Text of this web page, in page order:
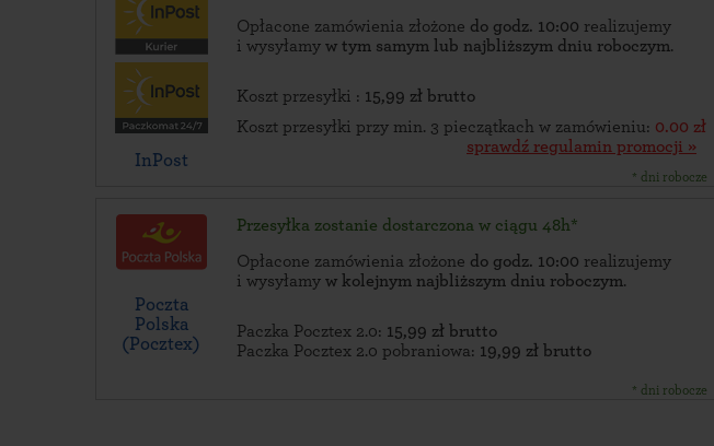
InPost
Opłacone zamówienia złożone do godz. 10:00 realizujemy
i wysyłamy w tym samym lub najbliższym dniu roboczym.
Koszt przesyłki : 15,99 zł brutto
Koszt przesyłki przy min. 3 pieczątkach w zamówieniu: 0.00 zł
sprawdź regulamin promocji »
* dni robocze
Poczta
Polska
(Pocztex)
Przesyłka zostanie dostarczona w ciągu 48h*
Opłacone zamówienia złożone do godz. 10:00 realizujemy
i wysyłamy w kolejnym najbliższym dniu roboczym.
Paczka Pocztex 2.0: 15,99 zł brutto
Paczka Pocztex 2.0 pobraniowa: 19,99 zł brutto
* dni robocze